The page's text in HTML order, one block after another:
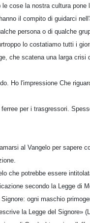
cose la nostra cultura
il compito di guidarci
persona o di qualche
lo costatiamo tutti i
che scatena una larga crisi
Ho l'impressione Che
per i trasgressori.
al Vangelo per sapere
che potrebbe essere
secondo la Legge di
ogni maschio
la Legge del Signore»